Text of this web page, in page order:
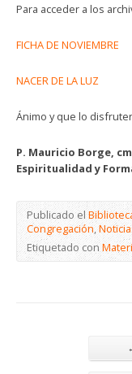
Para acceder a los
FICHA DE NOVIEMBRE
NACER DE LA LUZ
Ánimo y que lo
P. Mauricio Borge,
Espiritualidad y
Publicado el
Congregación,
Etiquetado con